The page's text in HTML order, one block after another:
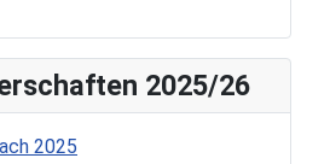
2025/26
2025